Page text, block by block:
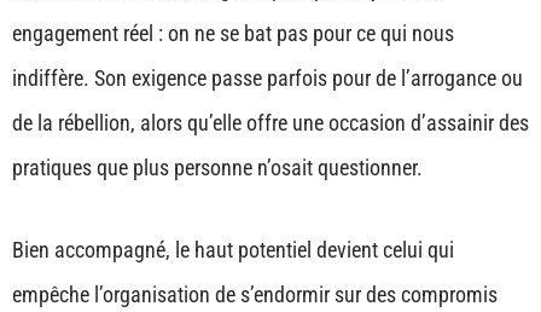
engagement réel : on ne se bat pas pour ce qui nous
indiffère. Son exigence passe parfois pour de l’arrogance ou
de la rébellion, alors qu’elle offre une occasion d’assainir des
pratiques que plus personne n’osait questionner.
Bien accompagné, le haut potentiel devient celui qui
empêche l’organisation de s’endormir sur des compromis